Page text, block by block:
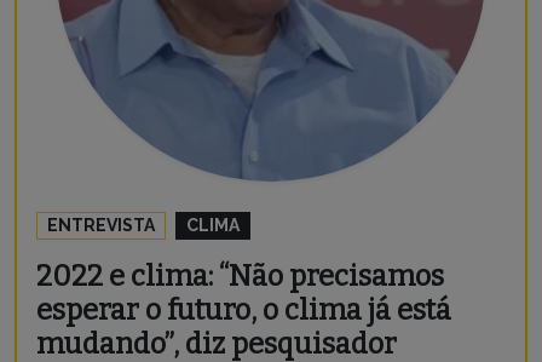
ENTREVISTA CLIMA
2022 e clima: “Não precisamos
esperar o futuro, o clima já está
mudando”, diz pesquisador